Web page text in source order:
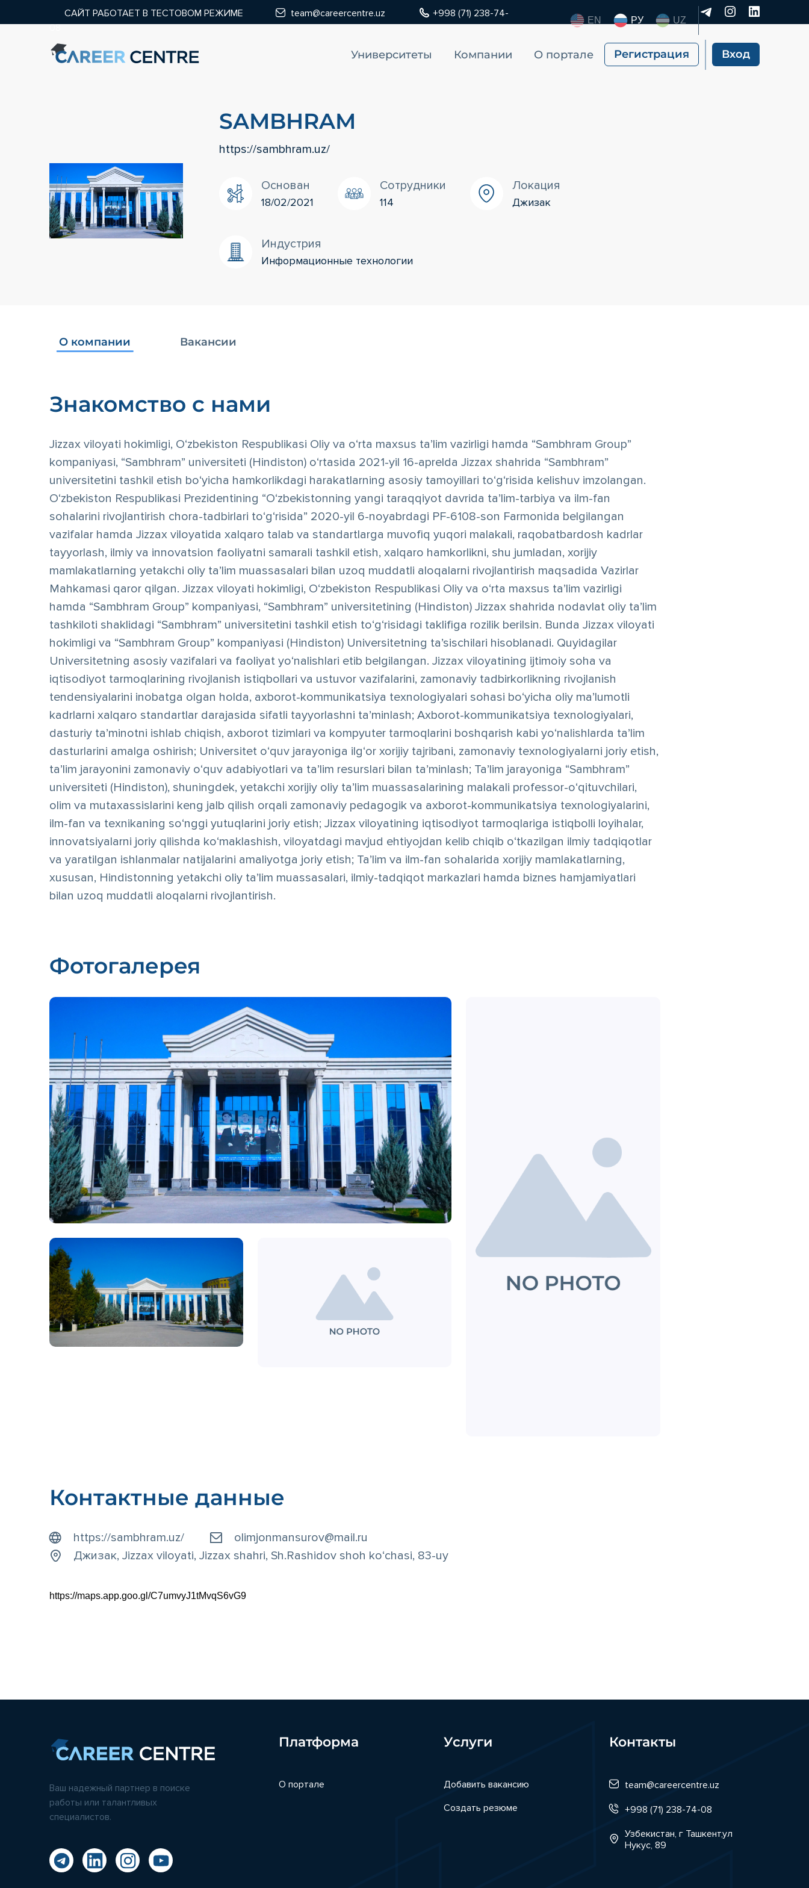
САЙТ РАБОТАЕТ В ТЕСТОВОМ РЕЖИМЕ team@careercentre.uz
+998 (71) 238-74-
08
EN РУ UZ
Университеты Компании О портале Регистрация Вход
SAMBHRAM
https://sambhram.uz/
Основан
18/02/2021
Сотрудники
114
Локация
Джизак
Индустрия
Информационные технологии
О компании Вакансии
Знакомство с нами
Jizzax viloyati hokimligi, O‘zbekiston Respublikasi Oliy va o‘rta maxsus ta’lim vazirligi hamda “Sambhram Group”
kompaniyasi, “Sambhram” universiteti (Hindiston) o‘rtasida 2021-yil 16-aprelda Jizzax shahrida “Sambhram”
universitetini tashkil etish bo‘yicha hamkorlikdagi harakatlarning asosiy tamoyillari to‘g‘risida kelishuv imzolangan.
O‘zbekiston Respublikasi Prezidentining “O‘zbekistonning yangi taraqqiyot davrida ta’lim-tarbiya va ilm-fan
sohalarini rivojlantirish chora-tadbirlari to‘g‘risida” 2020-yil 6-noyabrdagi PF-6108-son Farmonida belgilangan
vazifalar hamda Jizzax viloyatida xalqaro talab va standartlarga muvofiq yuqori malakali, raqobatbardosh kadrlar
tayyorlash, ilmiy va innovatsion faoliyatni samarali tashkil etish, xalqaro hamkorlikni, shu jumladan, xorijiy
mamlakatlarning yetakchi oliy ta’lim muassasalari bilan uzoq muddatli aloqalarni rivojlantirish maqsadida Vazirlar
Mahkamasi qaror qilgan. Jizzax viloyati hokimligi, O‘zbekiston Respublikasi Oliy va o‘rta maxsus ta’lim vazirligi
hamda “Sambhram Group” kompaniyasi, “Sambhram” universitetining (Hindiston) Jizzax shahrida nodavlat oliy ta’lim
tashkiloti shaklidagi “Sambhram” universitetini tashkil etish to‘g‘risidagi taklifiga rozilik berilsin. Bunda Jizzax viloyati
hokimligi va “Sambhram Group” kompaniyasi (Hindiston) Universitetning ta’sischilari hisoblanadi. Quyidagilar
Universitetning asosiy vazifalari va faoliyat yo‘nalishlari etib belgilangan. Jizzax viloyatining ijtimoiy soha va
iqtisodiyot tarmoqlarining rivojlanish istiqbollari va ustuvor vazifalarini, zamonaviy tadbirkorlikning rivojlanish
tendensiyalarini inobatga olgan holda, axborot-kommunikatsiya texnologiyalari sohasi bo‘yicha oliy ma’lumotli
kadrlarni xalqaro standartlar darajasida sifatli tayyorlashni ta’minlash; Axborot-kommunikatsiya texnologiyalari,
dasturiy ta’minotni ishlab chiqish, axborot tizimlari va kompyuter tarmoqlarini boshqarish kabi yo‘nalishlarda ta’lim
dasturlarini amalga oshirish; Universitet o‘quv jarayoniga ilg‘or xorijiy tajribani, zamonaviy texnologiyalarni joriy etish,
ta’lim jarayonini zamonaviy o‘quv adabiyotlari va ta’lim resurslari bilan ta’minlash; Ta’lim jarayoniga “Sambhram”
universiteti (Hindiston), shuningdek, yetakchi xorijiy oliy ta’lim muassasalarining malakali professor-o‘qituvchilari,
olim va mutaxassislarini keng jalb qilish orqali zamonaviy pedagogik va axborot-kommunikatsiya texnologiyalarini,
ilm-fan va texnikaning so‘nggi yutuqlarini joriy etish; Jizzax viloyatining iqtisodiyot tarmoqlariga istiqbolli loyihalar,
innovatsiyalarni joriy qilishda ko‘maklashish, viloyatdagi mavjud ehtiyojdan kelib chiqib o‘tkazilgan ilmiy tadqiqotlar
va yaratilgan ishlanmalar natijalarini amaliyotga joriy etish; Ta’lim va ilm-fan sohalarida xorijiy mamlakatlarning,
xususan, Hindistonning yetakchi oliy ta’lim muassasalari, ilmiy-tadqiqot markazlari hamda biznes hamjamiyatlari
bilan uzoq muddatli aloqalarni rivojlantirish.
Фотогалерея
Контактные данные
https://sambhram.uz/
olimjonmansurov@mail.ru
Джизак, Jizzax viloyati, Jizzax shahri, Sh.Rashidov shoh ko‘chasi, 83-uy
https://maps.app.goo.gl/C7umvyJ1tMvqS6vG9
Ваш надежный партнер в поиске
работы или талантливых
специалистов.
Платформа
О портале
Услуги
Добавить вакансию
Создать резюме
Контакты
team@careercentre.uz
+998 (71) 238-74-08
Узбекистан, г Ташкент,ул
Нукус, 89